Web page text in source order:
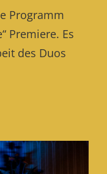
Programm
Premiere. Es
des Duos